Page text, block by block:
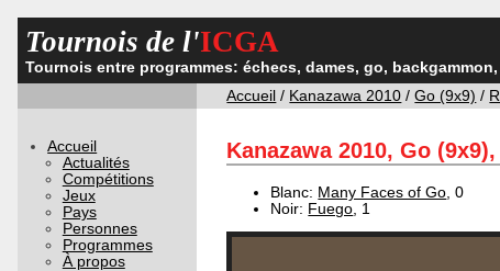
Tournois de l'ICGA
Tournois entre programmes: échecs, dames, go, backgammon,
Accueil / Kanazawa 2010 /Go (9x9) /
Accueil
Actualités
Compétitions
Jeux
Pays
Personnes
Programmes
À propos
Kanazawa 2010, Go
Blanc: Many Faces of Go , 0
Noir: Fuego , 1